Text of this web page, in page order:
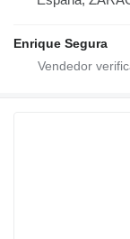
Enrique Segura